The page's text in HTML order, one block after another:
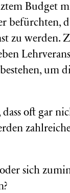
Budget
befürchten,
zu werden.
um
oft gar
sich